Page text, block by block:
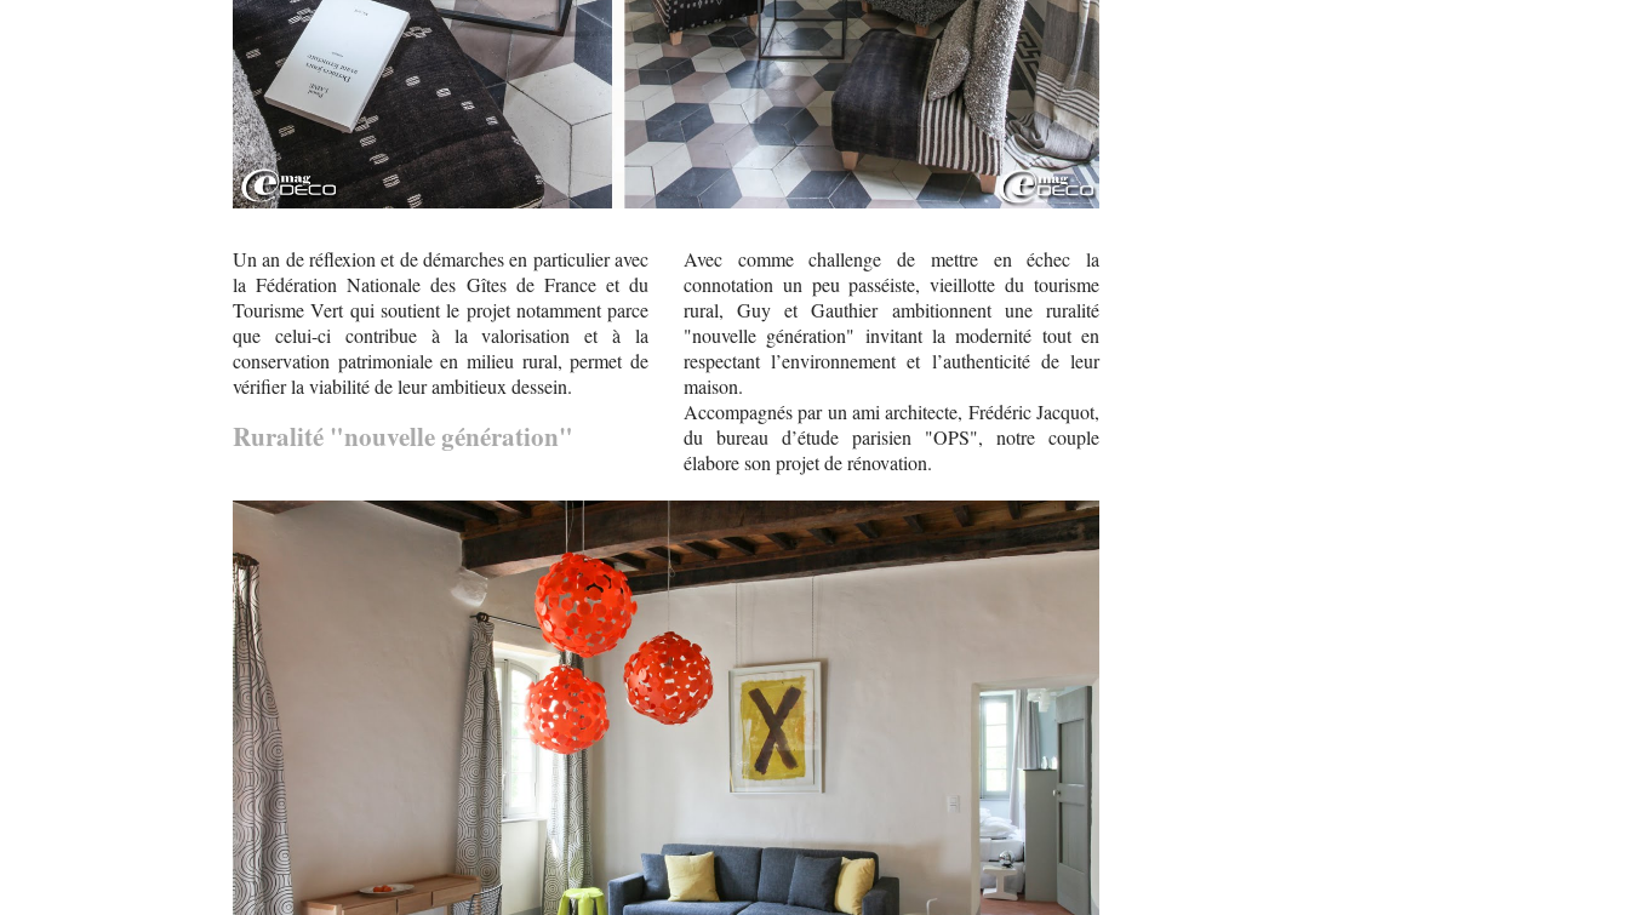
Un an de réflexion et de démarches en particulier avec
la Fédération Nationale des Gîtes de France et du
Tourisme Vert qui soutient le projet notamment parce
que celui-ci contribue à la valorisation et à la
conservation patrimoniale en milieu rural, permet de
vérifier la viabilité de leur ambitieux dessein.
Ruralité "nouvelle génération"
Avec comme challenge de mettre en échec la
connotation un peu passéiste, vieillotte du tourisme
rural, Guy et Gauthier ambitionnent une ruralité
"nouvelle génération" invitant la modernité tout en
respectant l’environnement et l’authenticité de leur
maison.
Accompagnés par un ami architecte, Frédéric Jacquot,
du bureau d’étude parisien "OPS", notre couple
élabore son projet de rénovation.